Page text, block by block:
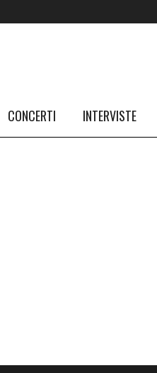
CONCERTI INTERVISTE